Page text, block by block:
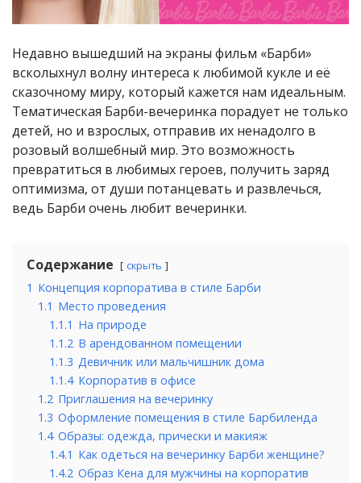
Недавно вышедший на экраны фильм «Барби»
всколыхнул волну интереса к любимой кукле и её
сказочному миру, который кажется нам идеальным.
Тематическая Барби-вечеринка порадует не только
детей, но и взрослых, отправив их ненадолго в
розовый волшебный мир. Это возможность
превратиться в любимых героев, получить заряд
оптимизма, от души потанцевать и развлечься,
ведь Барби очень любит вечеринки.
Содержание скрыть
1 Концепция корпоратива в стиле Барби
1.1 Место проведения
1.1.1 На природе
1.1.2 В арендованном помещении
1.1.3 Девичник или мальчишник дома
1.1.4 Корпоратив в офисе
1.2 Приглашения на вечеринку
1.3 Оформление помещения в стиле Барбиленда
1.4 Образы: одежда, прически и макияж
1.4.1 Как одеться на вечеринку Барби женщине?
1.4.2 Образ Кена для мужчины на корпоратив